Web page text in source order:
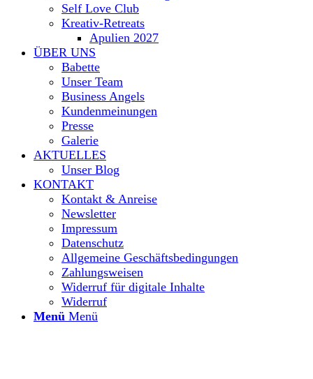
Self Love Club
Kreativ-Retreats
Apulien 2027
ÜBER UNS
Babette
Unser Team
Business Angels
Kundenmeinungen
Presse
Galerie
AKTUELLES
Unser Blog
KONTAKT
Kontakt & Anreise
Newsletter
Impressum
Datenschutz
Allgemeine Geschäftsbedingungen
Zahlungsweisen
Widerruf für digitale Inhalte
Widerruf
Menü Menü